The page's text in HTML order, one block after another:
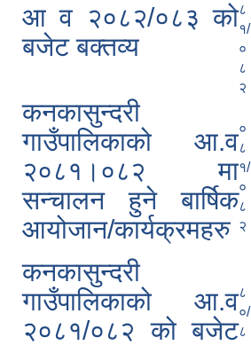
आ व २०८२/०८३ को
बजेट बक्तव्य
८
१/
०
८
२
कनकासुन्दरी
गाउँपालिकाको आ.व
२०८१।०८२ मा
सन्चालन हुने बार्षिक
आयोजान/कार्यक्रमहरु
०
८
१/
०
८
२
कनकासुन्दरी
गाउँपालिकाको आ.व
२०८१/०८२ को बजेट
८
०/
८